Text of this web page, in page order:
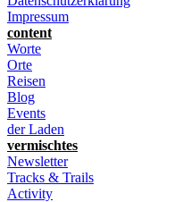
Impressum
content
Worte
Orte
Reisen
Blog
Events
der Laden
vermischtes
Newsletter
Tracks & Trails
Activity